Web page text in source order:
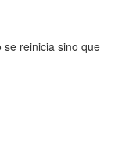
se reinicia sino que